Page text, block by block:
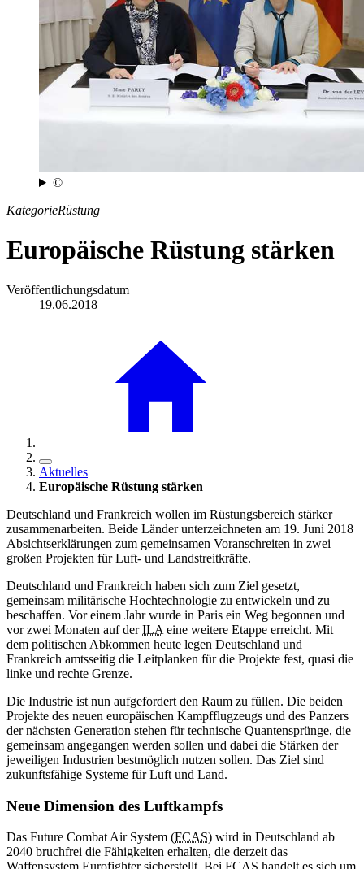
©
KategorieRüstung
Europäische Rüstung stärken
Veröffentlichungsdatum
19.06.2018
Aktuelles
Europäische Rüstung stärken
Deutschland und Frankreich wollen im Rüstungsbereich stärker
zusammenarbeiten. Beide Länder unterzeichneten am 19. Juni 2018
Absichtserklärungen zum gemeinsamen Voranschreiten in zwei
großen Projekten für Luft- und Landstreitkräfte.
Deutschland und Frankreich haben sich zum Ziel gesetzt,
gemeinsam militärische Hochtechnologie zu entwickeln und zu
beschaffen. Vor einem Jahr wurde in Paris ein Weg begonnen und
vor zwei Monaten auf derILA eine weitere Etappe erreicht. Mit
dem politischen Abkommen heute legen Deutschland und
Frankreich amtsseitig die Leitplanken für die Projekte fest, quasi die
linke und rechte Grenze.
Die Industrie ist nun aufgefordert den Raum zu füllen. Die beiden
Projekte des neuen europäischen Kampfflugzeugs und des Panzers
der nächsten Generation stehen für technische Quantensprünge, die
gemeinsam angegangen werden sollen und dabei die Stärken der
jeweiligen Industrien bestmöglich nutzen sollen. Das Ziel sind
zukunftsfähige Systeme für Luft und Land.
Neue Dimension des Luftkampfs
Das Future Combat Air System (FCAS) wird in Deutschland ab
2040 bruchfrei die Fähigkeiten erhalten, die derzeit das